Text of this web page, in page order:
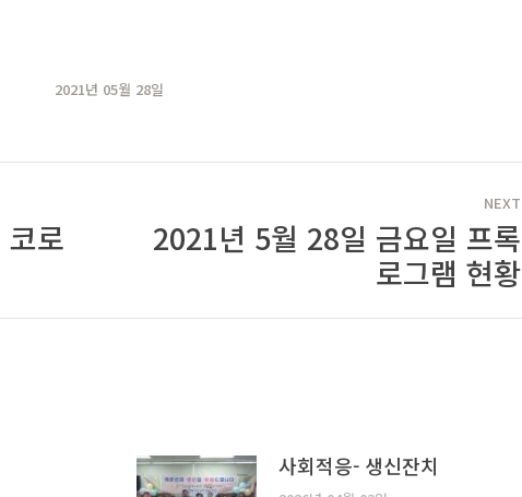
2021년 05월 28일
로
NEXT
Next
2021년 5월 28일 금요일 프록
로그램 현황
사회적응- 생신잔치